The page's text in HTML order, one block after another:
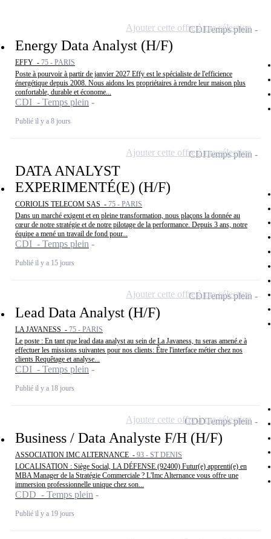
Energy Data Analyst (H/F)
EFFY - 75 - PARIS
Poste à pourvoir à partir de janvier 2027 Effy est le spécialiste de l'efficience
énergétique depuis 2008. Nous aidons les propriétaires à rendre leur maison plus
confortable, durable et économe...
CDI - Temps plein
Publié il y a 8 jours
CDITemps plein
Ajouter cette offre à ma sélection
DATA ANALYST
EXPERIMENTÉ(E) (H/F)
CORIOLIS TELECOM SAS - 75 - PARIS
Dans un marché exigent et en pleine transformation, nous plaçons la donnée au
cœur de notre stratégie et de notre pilotage de la performance. Depuis 3 ans, notre
équipe a mené un travail de fond pour...
CDI - Temps plein
Publié il y a 15 jours
CDITemps plein
Ajouter cette offre à ma sélection
Lead Data Analyst (H/F)
LA JAVANESS - 75 - PARIS
Le poste : En tant que lead data analyst au sein de La Javaness, tu seras amené.e à
effectuer les missions suivantes pour nos clients: Être l'interface métier chez nos
clients Requêtage et analyse...
CDI - Temps plein
Publié il y a 18 jours
CDITemps plein
Ajouter cette offre à ma sélection
Business / Data Analyste F/H (H/F)
ASSOCIATION IMC ALTERNANCE - 93 - ST DENIS
LOCALISATION : Siège Social, LA DÉFENSE (92400) Futur(e) apprenti(e) en
MBA Manager de la Stratégie Commerciale ? L'Imc Alternance vous offre une
immersion professionnelle unique chez son...
CDD - Temps plein
Publié il y a 19 jours
CDDTemps plein
Ajouter cette offre à ma sélection